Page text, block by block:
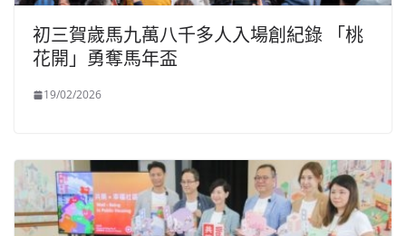
初三賀歲馬九萬八千多人入場創紀錄 「桃
花開」勇奪馬年盃
19/02/2026